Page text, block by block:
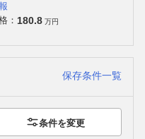
： 180.8 万円
保存条件一覧
条件を変更